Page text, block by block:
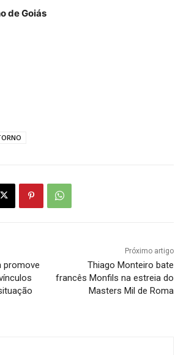
de Goiás
promove
Próximo artigo
Thiago Monteiro bate
francês Monfils na estreia do
Masters Mil de Roma